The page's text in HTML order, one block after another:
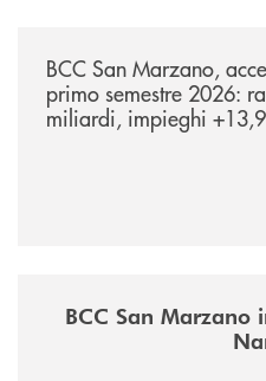
BCC San Marzano,
primo semestre 2026:
miliardi, impieghi
BCC San